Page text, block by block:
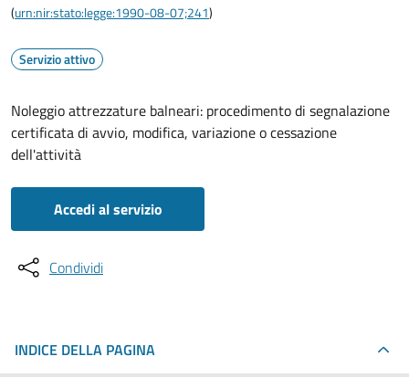
(urn:nir:stato:legge:1990-08-07;241)
Servizio attivo
Noleggio attrezzature balneari: procedimento di segnalazione
certificata di avvio, modifica, variazione o cessazione
dell'attività
Accedi al servizio
Condividi
INDICE DELLA PAGINA